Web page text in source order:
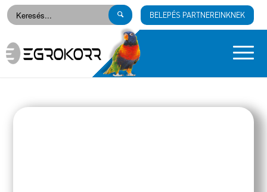
BELEPÉS PARTNEREINKNEK